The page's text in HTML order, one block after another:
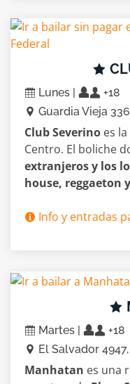
Lunes |
+18
Guardia Vieja
Club Severino es
Centro. El boliche
extranjeros y los
house, reggaeton
Info y entradas
Martes |
+18
El Salvador
Manhatan es una